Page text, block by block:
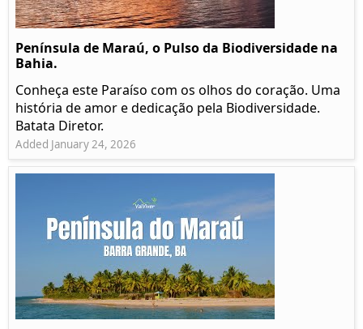
Península de Maraú, o Pulso da Biodiversidade na
Bahia.
Conheça este Paraíso com os olhos do coração. Uma
história de amor e dedicação pela Biodiversidade.
Batata Diretor.
Added January 24, 2026